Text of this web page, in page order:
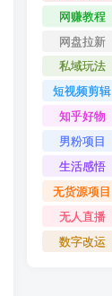
网赚教程
网盘拉新
私域玩法
短视频剪辑
知乎好物
男粉项目
生活感悟
无货源项目
无人直播
数字改运